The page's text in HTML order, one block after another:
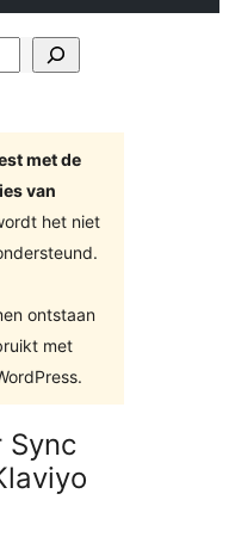
met de
van
het niet
ontstaan
met
Sync